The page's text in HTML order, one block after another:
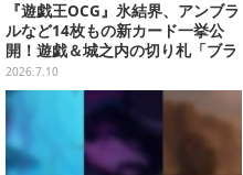
『遊戯王OCG』氷結界、アンブラ
ルなど14枚もの新カード一挙公
開！遊戯＆城之内の切り札「ブラ
ック・デーモンズ・ドラゴン」も
新たな装いで登場
2026.7.10